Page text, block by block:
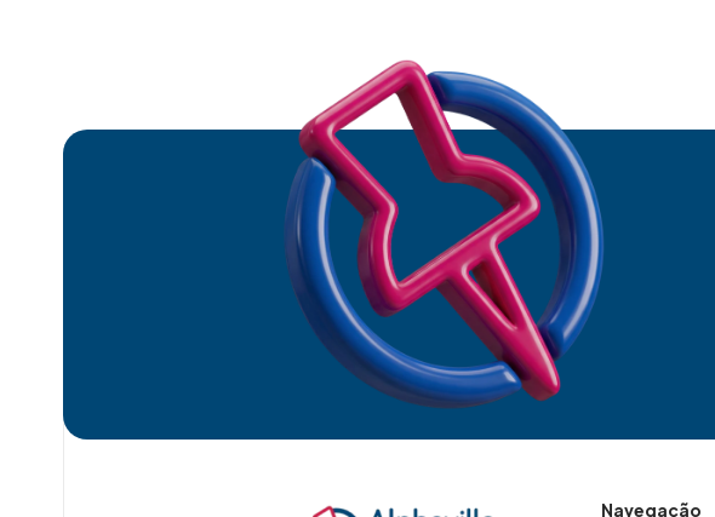
Navegação